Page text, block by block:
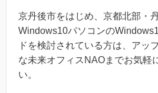
京丹後市をはじめ、京都北部・
Windows10パソコンの
ドを検討されている方は、アッ
な未来オフィスNAOまでお気軽
い。